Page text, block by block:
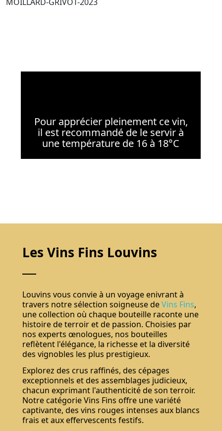
MOILLARD-GRIVOT-2023
Pour apprécier pleinement ce vin,
il est recommandé de le servir à
une température de 16 à 18°C
Les Vins Fins Louvins
Louvins vous convie à un voyage enivrant à
travers notre sélection soigneuse deVins Fins,
une collection où chaque bouteille raconte une
histoire de terroir et de passion. Choisies par
nos experts œnologues, nos bouteilles
reflètent l'élégance, la richesse et la diversité
des vignobles les plus prestigieux.
Explorez des crus raffinés, des cépages
exceptionnels et des assemblages judicieux,
chacun exprimant l'authenticité de son terroir.
Notre catégorie Vins Fins offre une variété
captivante, des vins rouges intenses aux blancs
frais et aux effervescents festifs.